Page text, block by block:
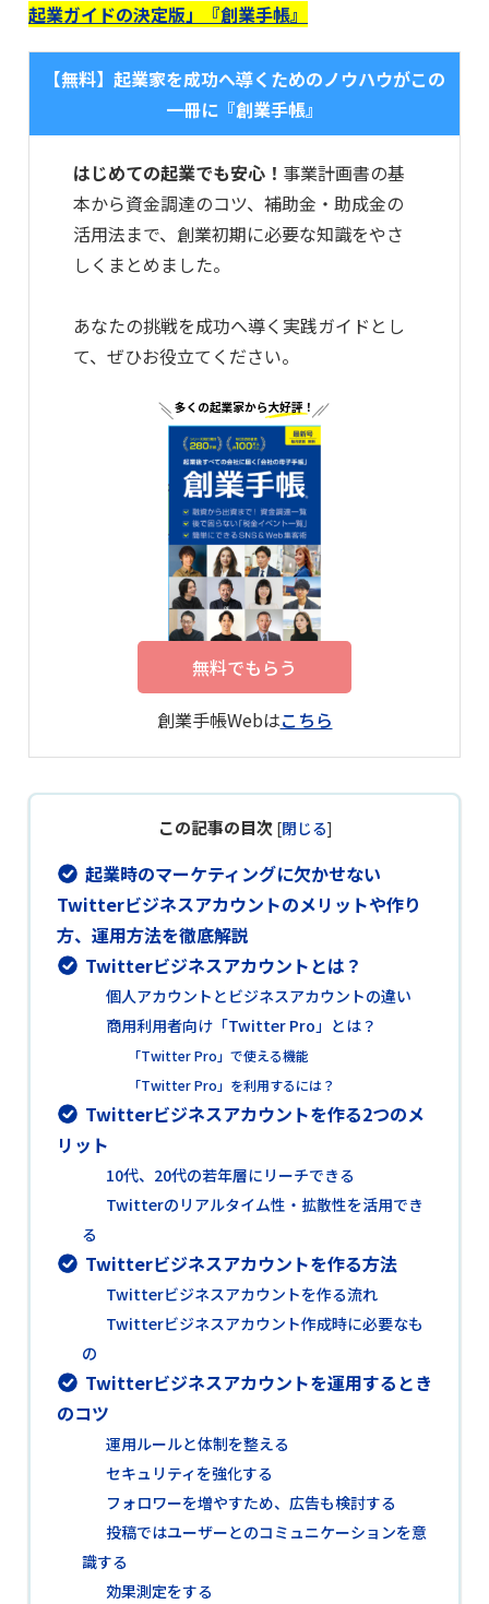
起業ガイドの決定版」『創業手帳』
【無料】起業家を成功へ導くためのノウハウがこの
一冊に『創業手帳』
はじめての起業でも安心！ 事業計画書の基
本から資金調達のコツ、補助金・助成金の
活用法まで、創業初期に必要な知識をやさ
しくまとめました。
あなたの挑戦を成功へ導く実践ガイドとし
て、ぜひお役立てください。
無料でもらう
創業手帳Webはこちら
この記事の目次 [閉じる]
起業時のマーケティングに欠かせない
Twitterビジネスアカウントのメリットや作り
方、運用方法を徹底解説
Twitterビジネスアカウントとは？
個人アカウントとビジネスアカウントの違い
商用利用者向け「Twitter Pro」とは？
「Twitter Pro」で使える機能
「Twitter Pro」を利用するには？
Twitterビジネスアカウントを作る2つのメ
リット
10代、20代の若年層にリーチできる
Twitterのリアルタイム性・拡散性を活用でき
る
Twitterビジネスアカウントを作る方法
Twitterビジネスアカウントを作る流れ
Twitterビジネスアカウント作成時に必要なも
の
Twitterビジネスアカウントを運用するとき
のコツ
運用ルールと体制を整える
セキュリティを強化する
フォロワーを増やすため、広告も検討する
投稿ではユーザーとのコミュニケーションを意
識する
効果測定をする